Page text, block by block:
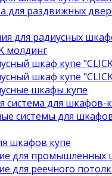
для раздвижных
для радиусных
молдинг
шкаф купе
шкаф купе
шкафы купе
система для шкафов-
системы для
шкафов купе
для промышленных
для реечного